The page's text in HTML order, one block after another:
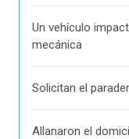
Un vehículo
mecánica
Solicitan el
Allanaron el